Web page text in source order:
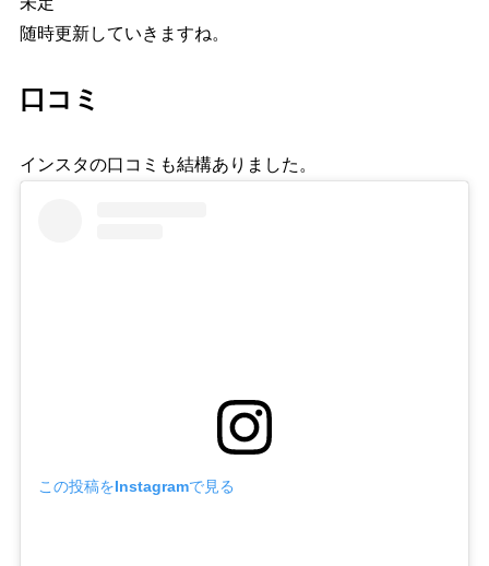
随時更新していきますね。
口コミ
インスタの口コミも結構ありました。
この投稿をInstagramで見る